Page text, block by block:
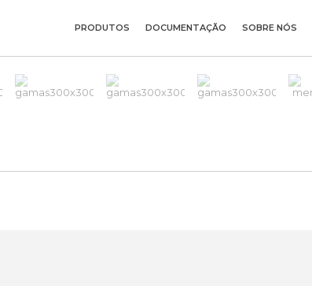
PRODUTOS DOCUMENTAÇÃO SOBRE NÓS